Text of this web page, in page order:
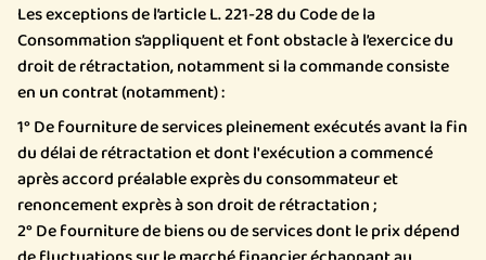
Les exceptions de l’article L. 221-28 du Code de la
Consommation s’appliquent et font obstacle à l’exercice du
droit de rétractation, notamment si la commande consiste
en un contrat (notamment) :
1° De fourniture de services pleinement exécutés avant la fin
du délai de rétractation et dont l'exécution a commencé
après accord préalable exprès du consommateur et
renoncement exprès à son droit de rétractation ;
2° De fourniture de biens ou de services dont le prix dépend